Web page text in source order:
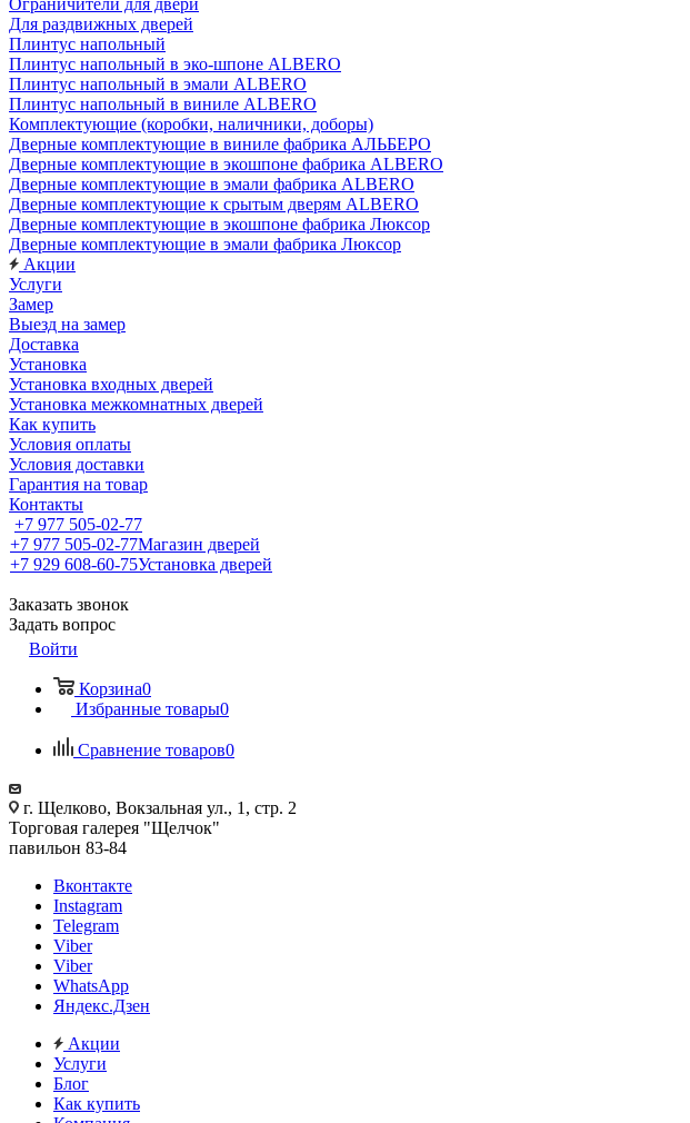
Ограничители для двери
Для раздвижных дверей
Плинтус напольный
Плинтус напольный в эко-шпоне ALBERO
Плинтус напольный в эмали ALBERO
Плинтус напольный в виниле ALBERO
Комплектующие (коробки, наличники, доборы)
Дверные комплектующие в виниле фабрика АЛЬБЕРО
Дверные комплектующие в экошпоне фабрика ALBERO
Дверные комплектующие в эмали фабрика ALBERO
Дверные комплектующие к срытым дверям ALBERO
Дверные комплектующие в экошпоне фабрика Люксор
Дверные комплектующие в эмали фабрика Люксор
Акции
Услуги
Замер
Выезд на замер
Доставка
Установка
Установка входных дверей
Установка межкомнатных дверей
Как купить
Условия оплаты
Условия доставки
Гарантия на товар
Контакты
+7 977 505-02-77
+7 977 505-02-77Магазин дверей
+7 929 608-60-75Установка дверей
Заказать звонок
Задать вопрос
Войти
Корзина0
Избранные товары0
Сравнение товаров0
г. Щелково, Вокзальная ул., 1, стр. 2
Торговая галерея "Щелчок"
павильон 83-84
Вконтакте
Instagram
Telegram
Viber
Viber
WhatsApp
Яндекс.Дзен
Акции
Услуги
Блог
Как купить